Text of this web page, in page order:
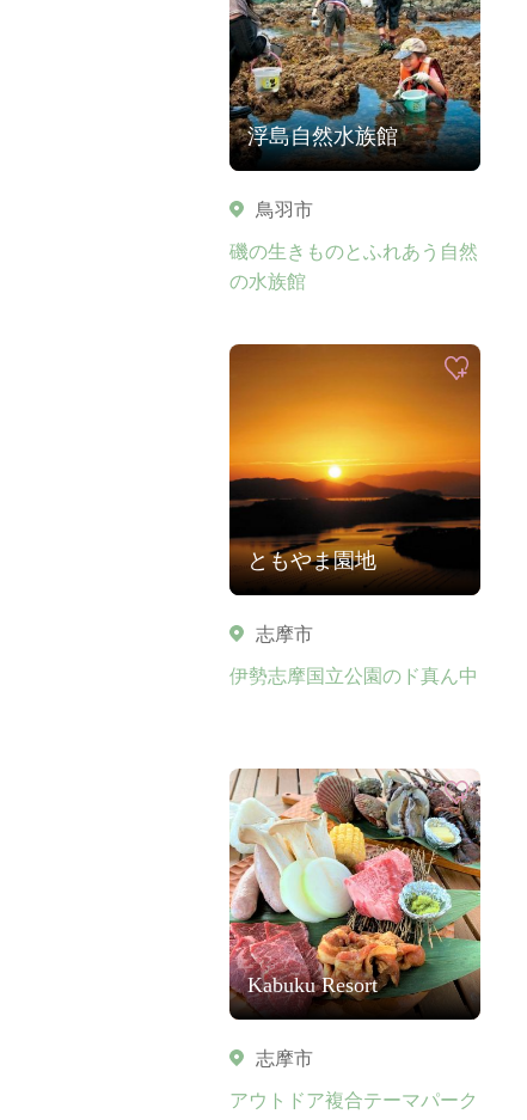
浮島自然水族館
鳥羽市
磯の生きものとふれあう自然
の水族館
ともやま園地
志摩市
伊勢志摩国立公園のド真ん中
Kabuku Resort
志摩市
アウトドア複合テーマパーク